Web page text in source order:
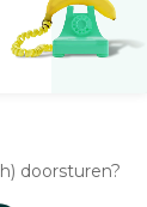
doorsturen?